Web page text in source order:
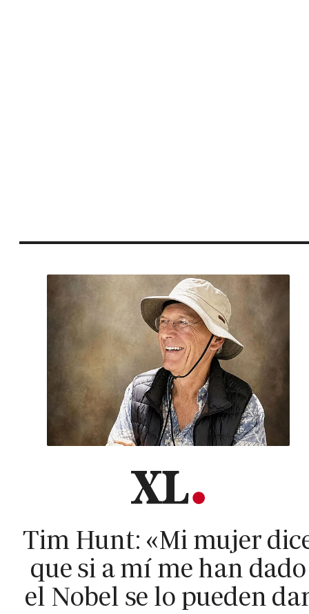
Tim Hunt: «Mi mujer
que si a mí me han dado
el Nobel se lo pueden